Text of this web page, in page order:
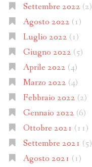
Settembre 2022 (2)
Agosto 2022 (1)
Luglio 2022 (1)
Giugno 2022 (5)
Aprile 2022 (4)
Marzo 2022 (4)
Febbraio 2022 (2)
Gennaio 2022 (6)
Ottobre 2021 (11)
Settembre 2021 (5)
Agosto 2021 (1)